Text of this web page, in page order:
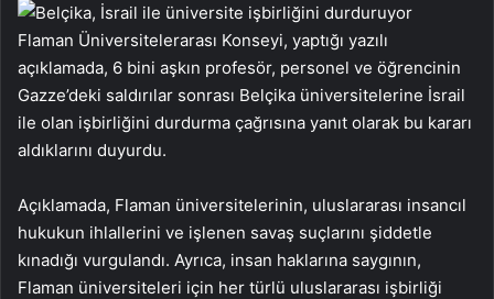
Flaman Üniversitelerarası Konseyi, yaptığı yazılı
açıklamada, 6 bini aşkın profesör, personel ve öğrencinin
Gazze’deki saldırılar sonrası Belçika üniversitelerine İsrail
ile olan işbirliğini durdurma çağrısına yanıt olarak bu kararı
aldıklarını duyurdu.
Açıklamada, Flaman üniversitelerinin, uluslararası insancıl
hukukun ihlallerini ve işlenen savaş suçlarını şiddetle
kınadığı vurgulandı. Ayrıca, insan haklarına saygının,
Flaman üniversiteleri için her türlü uluslararası işbirliği